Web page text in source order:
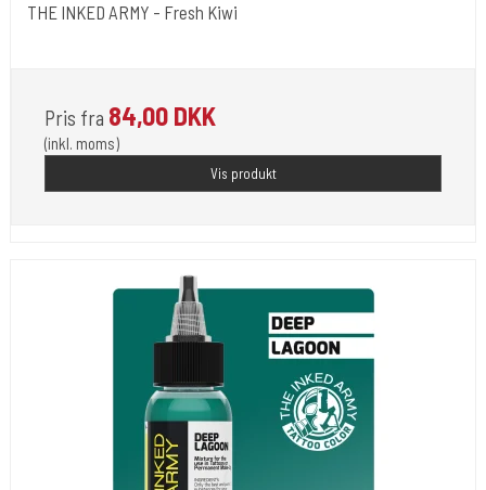
THE INKED ARMY - Fresh Kiwi
Pris fra 84,00 DKK
(inkl. moms)
Vis produkt